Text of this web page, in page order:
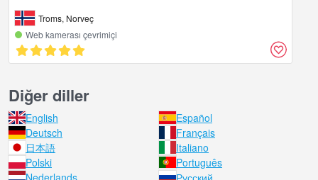
Troms, Norveç
Web kamerası çevrimiçi
Diğer diller
English
Español
Deutsch
Français
日本語
Italiano
Polski
Português
Nederlands
Русский